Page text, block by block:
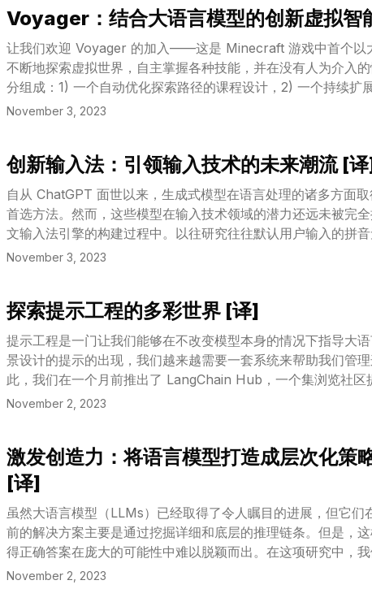
Voyager：结合大语言模型的创新虚拟智
让我们欢迎 Voyager 的加入——这是 Minecraft 游戏中首个以
不断地探索虚拟世界，自主掌握各种技能，并在没有人为介入
分组成：1) 一个自动优化探索路径的课程设计，2) 一个持续扩
3) 一种新型的迭代提示机制，通过融入环境反馈、执行错误和
展现出了卓越的在场景中的终身学习能力，并在 Minecraft 游
得的独特物品多出了 $$3.3\times$$，旅行的距离也增加了
度更是快了多达 $$15.3\times$$。Voyager 甚至能够在全新
解决新的任务，而其他技术在这方面则显得力不从心。
November 3, 2023
View Article
创新输入法：引领输入技术的未来潮流 [
自从 ChatGPT 面世以来，生成式模型在语言处理的诸多方面
首选方法。然而，这些模型在输入技术领域的潜力还远未被完
文输入法引擎的构建过程中。以往研究往往默认用户输入的拼
不能满足用户的实际需要。而且，这些研究也未能有效利用用
键序列到字符转换（FK2C）任务上首次实现了业界领先水平。
繁杂的手工注释，并且在智能联想和对话辅助任务中的表现甚
棒性、扩展性和在线学习方面也都显示出了比传统输入法更加
November 3, 2023
View Article
探索提示工程的多彩世界 [译]
提示工程是一门让我们能够在不改变模型本身的情况下指导大
景设计的提示的出现，我们越来越需要一套系统来帮助我们管
此，我们在一个月前推出了 LangChain Hub，一个集浏览社
你了解自从该平台上线以来，我们观察到的提示工程领域的几
November 2, 2023
View Article
激发创造力：将语言模型打造成层次化策
[译]
虽然大语言模型（LLMs）已经取得了令人瞩目的进展，但它
前的解决方案主要是通过挖掘详细和底层的推理链条。但是，
得正确答案在庞大的可能性中难以脱颖而出。在这项研究中，
策略，从而激发出了其在多样化问题解决策略探索上的创造性
November 2, 2023
View Article